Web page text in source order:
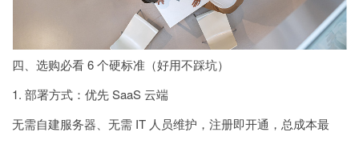
四、选购必看 6 个硬标准（好用不踩坑）
1. 部署方式：优先 SaaS 云端
无需自建服务器、无需 IT 人员维护，注册即开通，总成本最